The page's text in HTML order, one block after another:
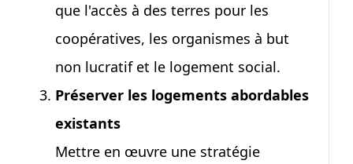
que l'accès à des terres pour les
coopératives, les organismes à but
non lucratif et le logement social.
Préserver les logements abordables
existants
Mettre en œuvre une stratégie